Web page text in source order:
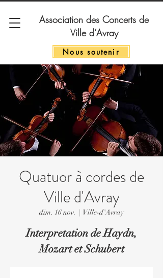
Association des Concerts de
Ville d’Avray
Nous soutenir
Quatuor à cordes de
Ville d'Avray
dim. 16 nov.
  |
Ville-d'Avray
Interpretation de Haydn,
Mozart et Schubert